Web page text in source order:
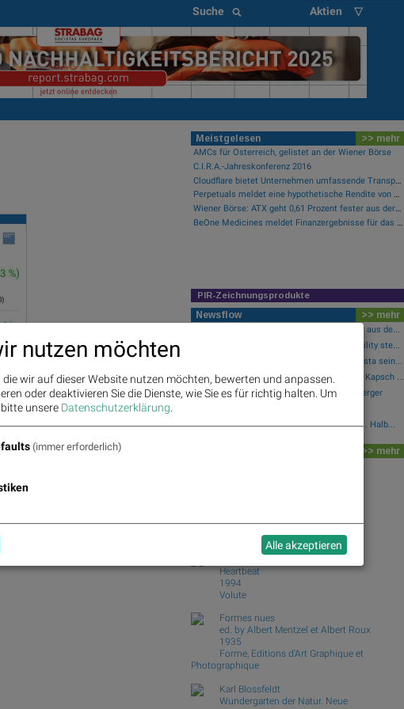
Suche Aktien ▽
Express für
Meistgelesen >> mehr
AMCs für Österreich, gelistet an der Wiener Börse
C.I.R.A.-Jahreskonferenz 2016
Cloudflare bietet Unternehmen umfassende Transparenz zur Überprüfung und Analyse des KI-Einsatzes
Perpetuals meldet eine hypothetische Rendite von 380 % im Backtest der KI-Engine, die die risikofreie Handelsplattform „UpsideOnly“ antreibt
Wiener Börse: ATX geht 0,61 Prozent fester aus der Donnerstag-Sitzung
BeOne Medicines meldet Finanzergebnisse für das zweite Quartal 2026 und informiert über aktuelle Geschäftsentwicklungen
PIR-Zeichnungsprodukte
Newsflow >> mehr
Wiener Börse: ATX geht 0,61 Prozent fester aus de...
Wiener Börse Nebenwerte-Blick: Bajaj Mobility ste...
Zehn Vokabeln für ein Börsen-Debüt: Wie Asta sein...
Wie Bajaj Mobility AG, Marinomed Biotech, Kapsch ...
Wie VIG, AT&S, Lenzing, CA Immo, Wienerberger
Analysten zu Kontron: "Solides operatives 1. Halb...
>> mehr
2025
Atelier EXB
Heartbeat
1994
Volute
Formes nues
ed. by Albert Mentzel et Albert Roux
1935
Forme, Editions d'Art Graphique et
Photographique
Karl Blossfeldt
Wundergarten der Natur. Neue
nutzen möchten
die wir auf dieser Website nutzen möchten, bewerten und anpassen.
oder deaktivieren Sie die Dienste, wie Sie es für richtig halten. Um
unsere Datenschutzerklärung.
(immer erforderlich)
Alle akzeptieren